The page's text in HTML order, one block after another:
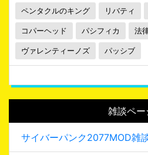
ペンタクルのキング リバティ
コパーヘッド パシフィカ 法
ヴァレンティーノズ パッシブ
雑談ペー
サイバーパンク2077MOD雑